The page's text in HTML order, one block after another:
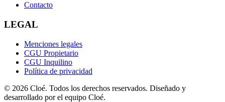
Contacto
LEGAL
Menciones legales
CGU Propietario
CGU Inquilino
Política de privacidad
© 2026 Cloé. Todos los derechos reservados. Diseñado y
desarrollado por el equipo Cloé.